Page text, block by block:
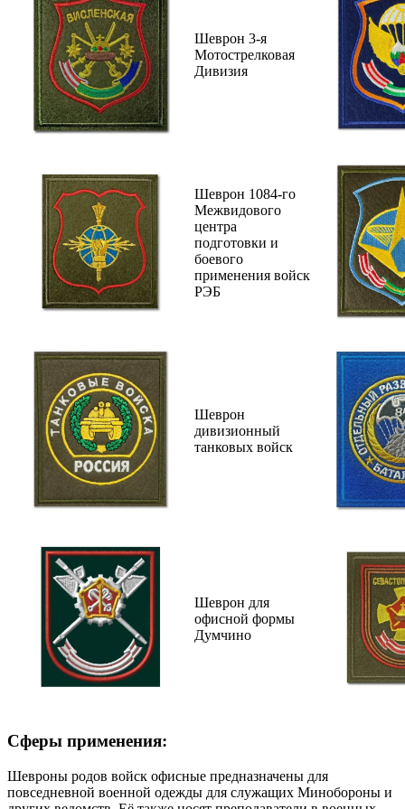
Шеврон 3-я
Мотострелковая
Дивизия
Шеврон 1084-го
Межвидового
центра
подготовки и
боевого
применения войск
РЭБ
Шеврон
дивизионный
танковых войск
Шеврон для
офисной формы
Думчино
Сферы применения:
Шевроны родов войск офисные предназначены для
повседневной военной одежды для служащих Минобороны и